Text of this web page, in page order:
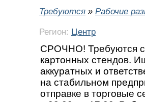
Требуются » Рабочие
Регион: Центр
СРОЧНО! Требуются
картонных стендов.
аккуратных и
на стабильном
отправке в торговые